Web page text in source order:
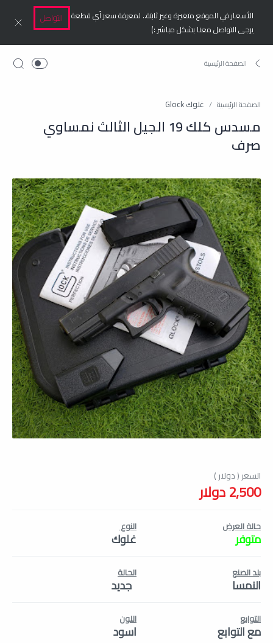
الأسعار في الموقع متغيرة وغير ثابتة.. لمعرفة سعر أي قطعة
يرجى التواصل معنا بشكل مباشر :)
التواصل
الصفحة الرئيسية غلوك Glock
مسدس كلك 19 الجيل الثالث نمساوي
صرف
2,500 دولار
حالة العرض
متوفر
النوع
غلوك
بلد الصنع
النمسا
الحالة
جديد
التوابع
مع التوابع
اللون
اسود